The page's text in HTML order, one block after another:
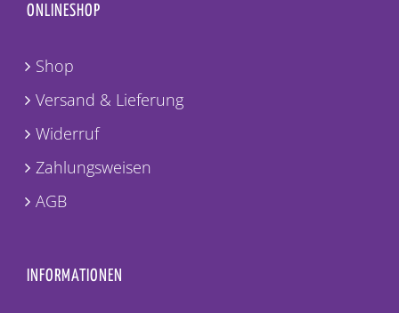
ONLINESHOP
Shop
Versand & Lieferung
Widerruf
Zahlungsweisen
AGB
INFORMATIONEN